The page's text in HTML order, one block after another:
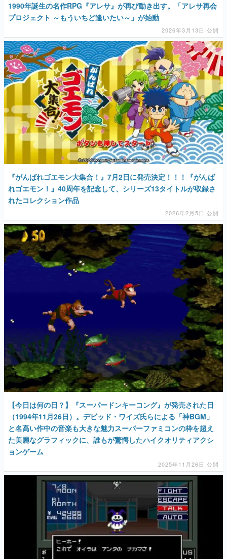
1990年誕生の名作RPG『アレサ』が再び動き出す。「アレサ再会
プロジェクト ～もういちど逢いたい～」が始動
2026年3月13日 公開
『がんばれゴエモン大集合！』7月2日に発売決定！！！『がんば
れゴエモン！』40周年を記念して、シリーズ13タイトルが収録さ
れたコレクション作品
2026年2月5日 公開
【今日は何の日？】『スーパードンキーコング』が発売された日
（1994年11月26日）。デビッド・ワイズ氏らによる「神BGM」
と名高い作中の音楽も大きな魅力スーパーファミコンの枠を超え
た美麗なグラフィックに、誰もが驚愕したハイクオリティアクシ
ョンゲーム
2025年11月26日 公開